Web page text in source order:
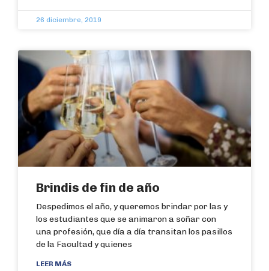
26 diciembre, 2019
Brindis de fin de año
Despedimos el año, y queremos brindar por las y
los estudiantes que se animaron a soñar con
una profesión, que día a día transitan los pasillos
de la Facultad y quienes
LEER MÁS